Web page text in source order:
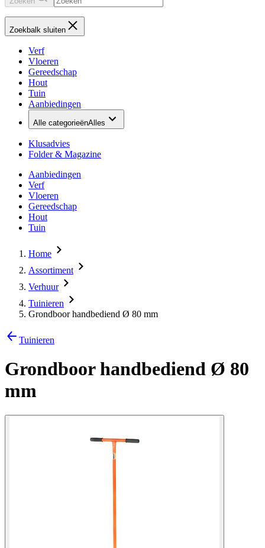
Zoekbalk sluiten
Verf
Vloeren
Gereedschap
Hout
Tuin
Aanbiedingen
Alle categorieënAlles
Klusadvies
Folder & Magazine
Aanbiedingen
Verf
Vloeren
Gereedschap
Hout
Tuin
Home
Assortiment
Verhuur
Tuinieren
Grondboor handbediend Ø 80 mm
Tuinieren
Grondboor handbediend Ø 80
mm